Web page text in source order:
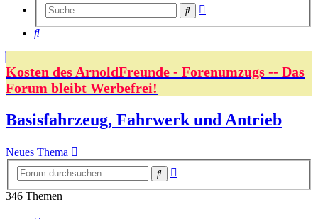
Suche
Suche
Kosten des ArnoldFreunde - Forenumzugs -- Das
Forum bleibt Werbefrei!
Basisfahrzeug, Fahrwerk und Antrieb
Neues Thema
Suche
346 Themen